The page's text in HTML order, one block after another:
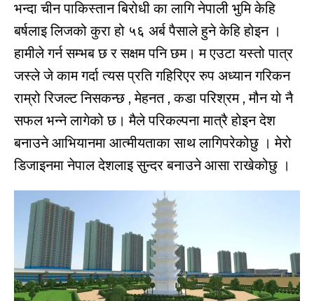
भन्दा चीन पाकिस्तान बिरोधी का लागि नेपाली भुमि केहि
बर्षलाइ लिजको कुरा हो ५६ अर्ब पैसाले हुने केहि होइन ।
हामीले गर्न सम्भब छ र सक्षम पनि छम। म एउटा यस्तो पात्र
जस्ले जे काम गर्दा त्यस प्रति गहिरिएर रुप अध्यान गरिकन
राम्रो रिजल्ट निसकन्छ , मेहनत , कडा परिश्रम , मौन यो नै
सफल भन्ने लागेको छ। मैले परिकल्पना मात्रै होइन देश
बनाउने आभियानमा आत्मीयताका साथ लागिपरेकोछु । मेरो
डिजाइनमा नेपाल देशलाइ सुन्दर बनाउने आसा राखेकोछु ।